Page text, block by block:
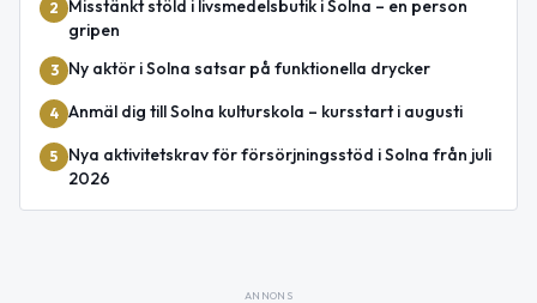
2
Misstänkt stöld i livsmedelsbutik i Solna – en person
gripen
3 Ny aktör i Solna satsar på funktionella drycker
4 Anmäl dig till Solna kulturskola – kursstart i augusti
5
Nya aktivitetskrav för försörjningsstöd i Solna från juli
2026
ANNONS